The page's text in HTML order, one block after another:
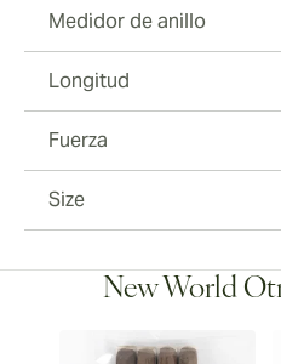
Medidor de anillo
Longitud
Fuerza
Size
New World